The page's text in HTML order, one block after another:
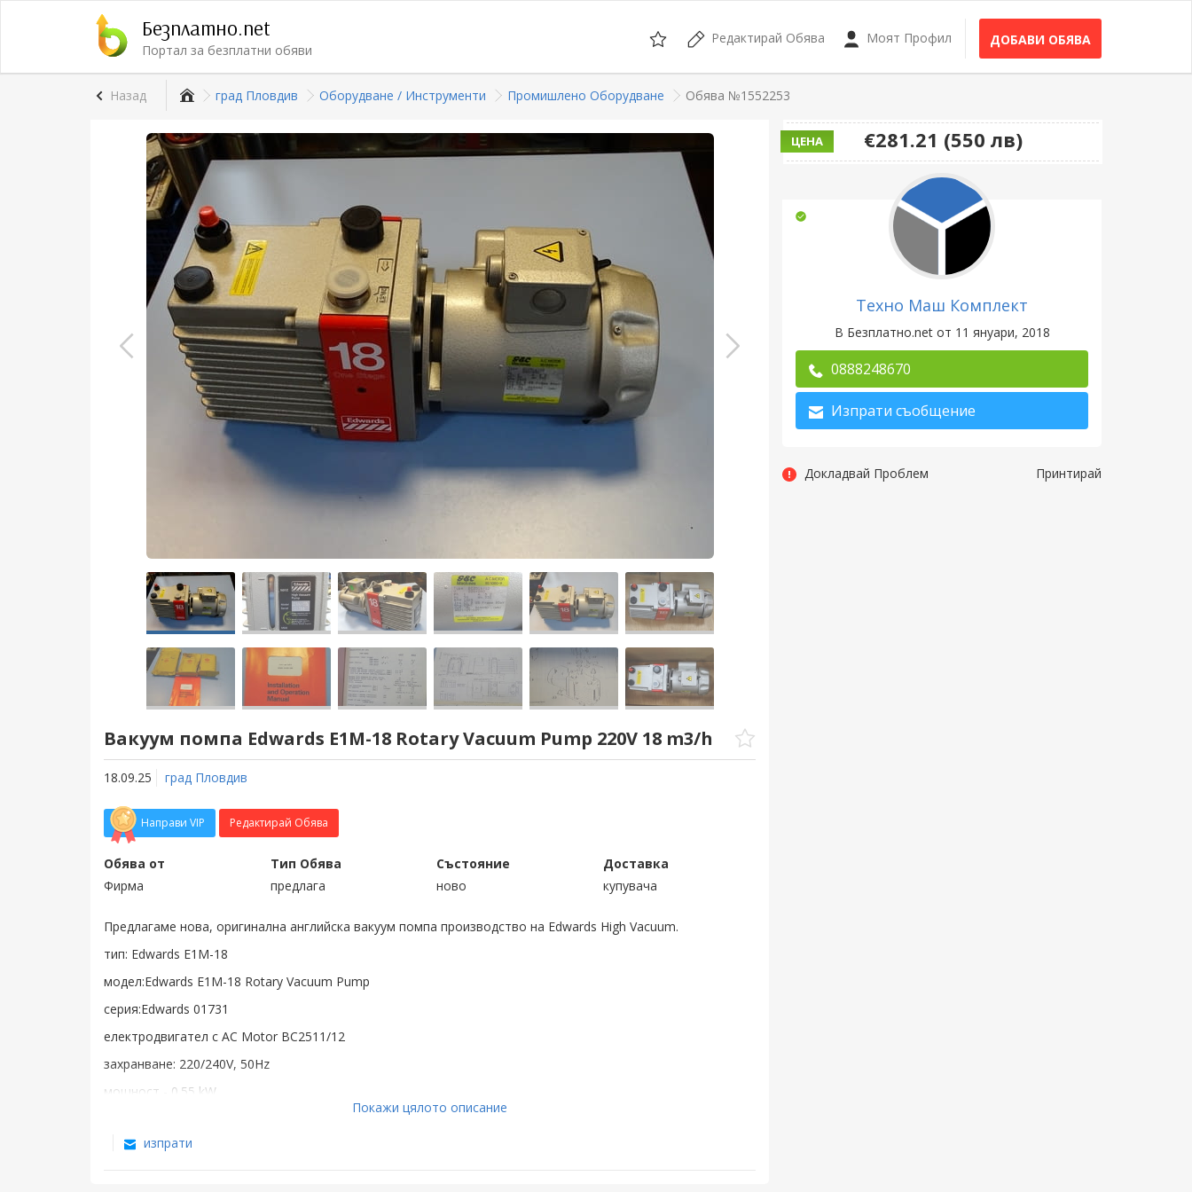
Безплатно.net
Портал за безплатни обяви
Редактирай Обява Моят Профил ДОБАВИ ОБЯВА
Назад град Пловдив Оборудване / Инструменти Промишлено Оборудване Обява №1552253
Вакуум помпа Edwards E1M-18 Rotary Vacuum Pump 220V 18 m3/h
ЦЕНА €281.21 (550 лв)
18.09.25 град Пловдив
Направи VIP Редактирай Обява
Обява от
Фирма
Тип Обява
предлага
Състояние
ново
Доставка
купувача
Предлагаме нова, оригинална английска вакуум помпа производство на Edwards High Vacuum.
тип: Edwards E1M-18
модел:Edwards E1M-18 Rotary Vacuum Pump
серия:Edwards 01731
електродвигател с AC Motor BC2511/12
захранване: 220/240V, 50Hz
мощност - 0.55 kW
работен обем: 17.5(20.5) m3/h
Покажи цялото описание
изпрати
Техно Маш Комплект
В Безплатно.net от 11 януари, 2018
0888248670
Изпрати съобщение
Докладвай Проблем Принтирай